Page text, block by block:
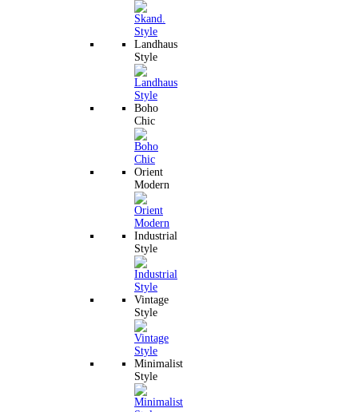
Landhaus
Style
Boho
Chic
Orient
Modern
Industrial
Style
Vintage
Style
Minimalist
Style